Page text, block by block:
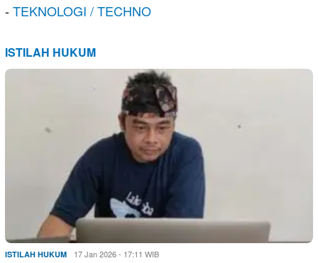
-TEKNOLOGI / TECHNO
ISTILAH HUKUM
ISTILAH HUKUM 17 Jan 2026 - 17:11 WIB